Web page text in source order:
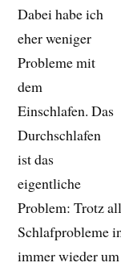
Dabei habe ich
eher weniger
Probleme mit
dem
Einschlafen. Das
Durchschlafen
ist das
eigentliche
Problem: Trotz
Schlafprobleme
immer wieder